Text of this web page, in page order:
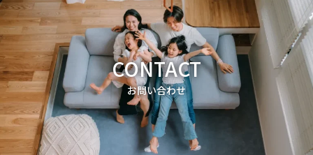
CONTACT
お問い合わせ